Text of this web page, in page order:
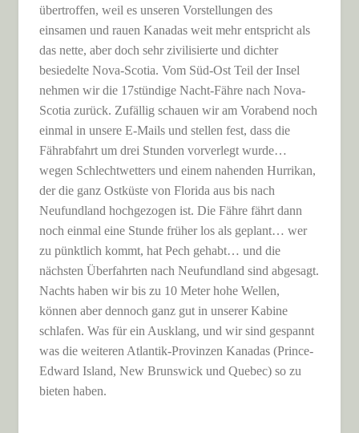
übertroffen, weil es unseren Vorstellungen des
einsamen und rauen Kanadas weit mehr entspricht als
das nette, aber doch sehr zivilisierte und dichter
besiedelte Nova-Scotia. Vom Süd-Ost Teil der Insel
nehmen wir die 17stündige Nacht-Fähre nach Nova-
Scotia zurück. Zufällig schauen wir am Vorabend noch
einmal in unsere E-Mails und stellen fest, dass die
Fährabfahrt um drei Stunden vorverlegt wurde…
wegen Schlechtwetters und einem nahenden Hurrikan,
der die ganz Ostküste von Florida aus bis nach
Neufundland hochgezogen ist. Die Fähre fährt dann
noch einmal eine Stunde früher los als geplant… wer
zu pünktlich kommt, hat Pech gehabt… und die
nächsten Überfahrten nach Neufundland sind abgesagt.
Nachts haben wir bis zu 10 Meter hohe Wellen,
können aber dennoch ganz gut in unserer Kabine
schlafen. Was für ein Ausklang, und wir sind gespannt
was die weiteren Atlantik-Provinzen Kanadas (Prince-
Edward Island, New Brunswick und Quebec) so zu
bieten haben.